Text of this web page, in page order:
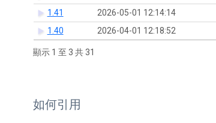
1.41
2026-05-01 12:14:14
1.40
2026-04-01 12:18:52
顯示 1 至 3 共 31
如何引用